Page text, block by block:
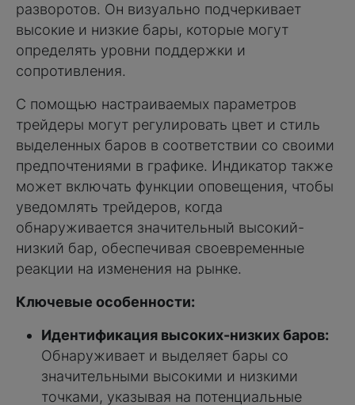
разворотов. Он визуально подчеркивает
высокие и низкие бары, которые могут
определять уровни поддержки и
сопротивления.
С помощью настраиваемых параметров
трейдеры могут регулировать цвет и стиль
выделенных баров в соответствии со своими
предпочтениями в графике. Индикатор также
может включать функции оповещения, чтобы
уведомлять трейдеров, когда
обнаруживается значительный высокий-
низкий бар, обеспечивая своевременные
реакции на изменения на рынке.
Ключевые особенности:
Идентификация высоких-низких баров:
Обнаруживает и выделяет бары со
значительными высокими и низкими
точками, указывая на потенциальные